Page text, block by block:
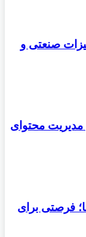
صنعتی و
محتوای
فرصتی برای